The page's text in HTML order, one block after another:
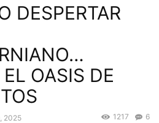
DESPERTAR
OASIS DE
2025 6
1217